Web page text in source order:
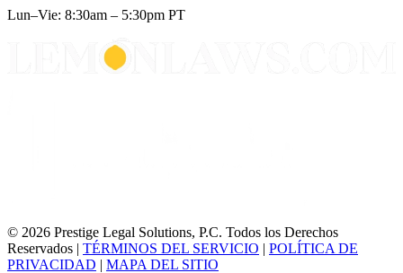
Lun–Vie: 8:30am – 5:30pm PT
© 2026 Prestige Legal Solutions, P.C. Todos los Derechos
Reservados | TÉRMINOS DEL SERVICIO | POLÍTICA DE
PRIVACIDAD | MAPA DEL SITIO